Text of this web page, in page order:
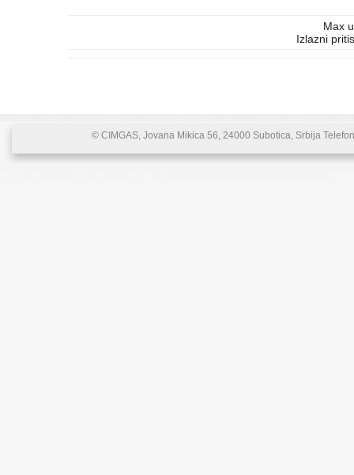
Max
Izlazni
© CIMGAS, Jovana Mikica 56, 24000 Subotica, Srbija